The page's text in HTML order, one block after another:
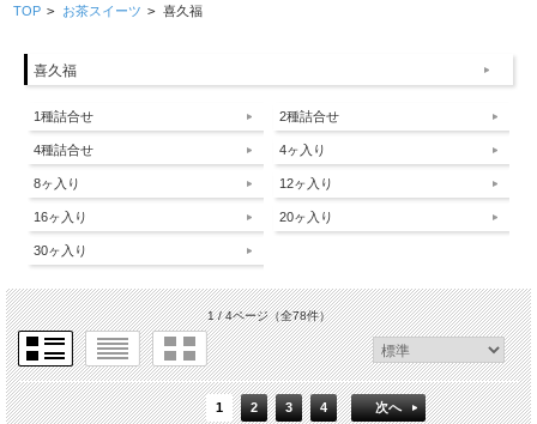
TOP > お茶スイーツ > 喜久福
喜久福
1種詰合せ
4種詰合せ
8ヶ入り
16ヶ入り
30ヶ入り
2種詰合せ
4ヶ入り
12ヶ入り
20ヶ入り
1 / 4ページ（全78件）
1 2 3 4 次へ